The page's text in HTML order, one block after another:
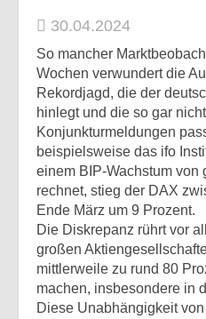
30.04.2024
So mancher
Wochen verwundert die
Rekordjagd, die der
hinlegt und die so gar
Konjunkturmeldungen
beispielsweise das ifo
einem BIP-Wachstum von
rechnet, stieg der DAX
Ende März um 9 Prozent.
Die Diskrepanz rührt vor
großen
mittlerweile zu rund 80
machen, insbesondere in
Diese Unabhängigkeit